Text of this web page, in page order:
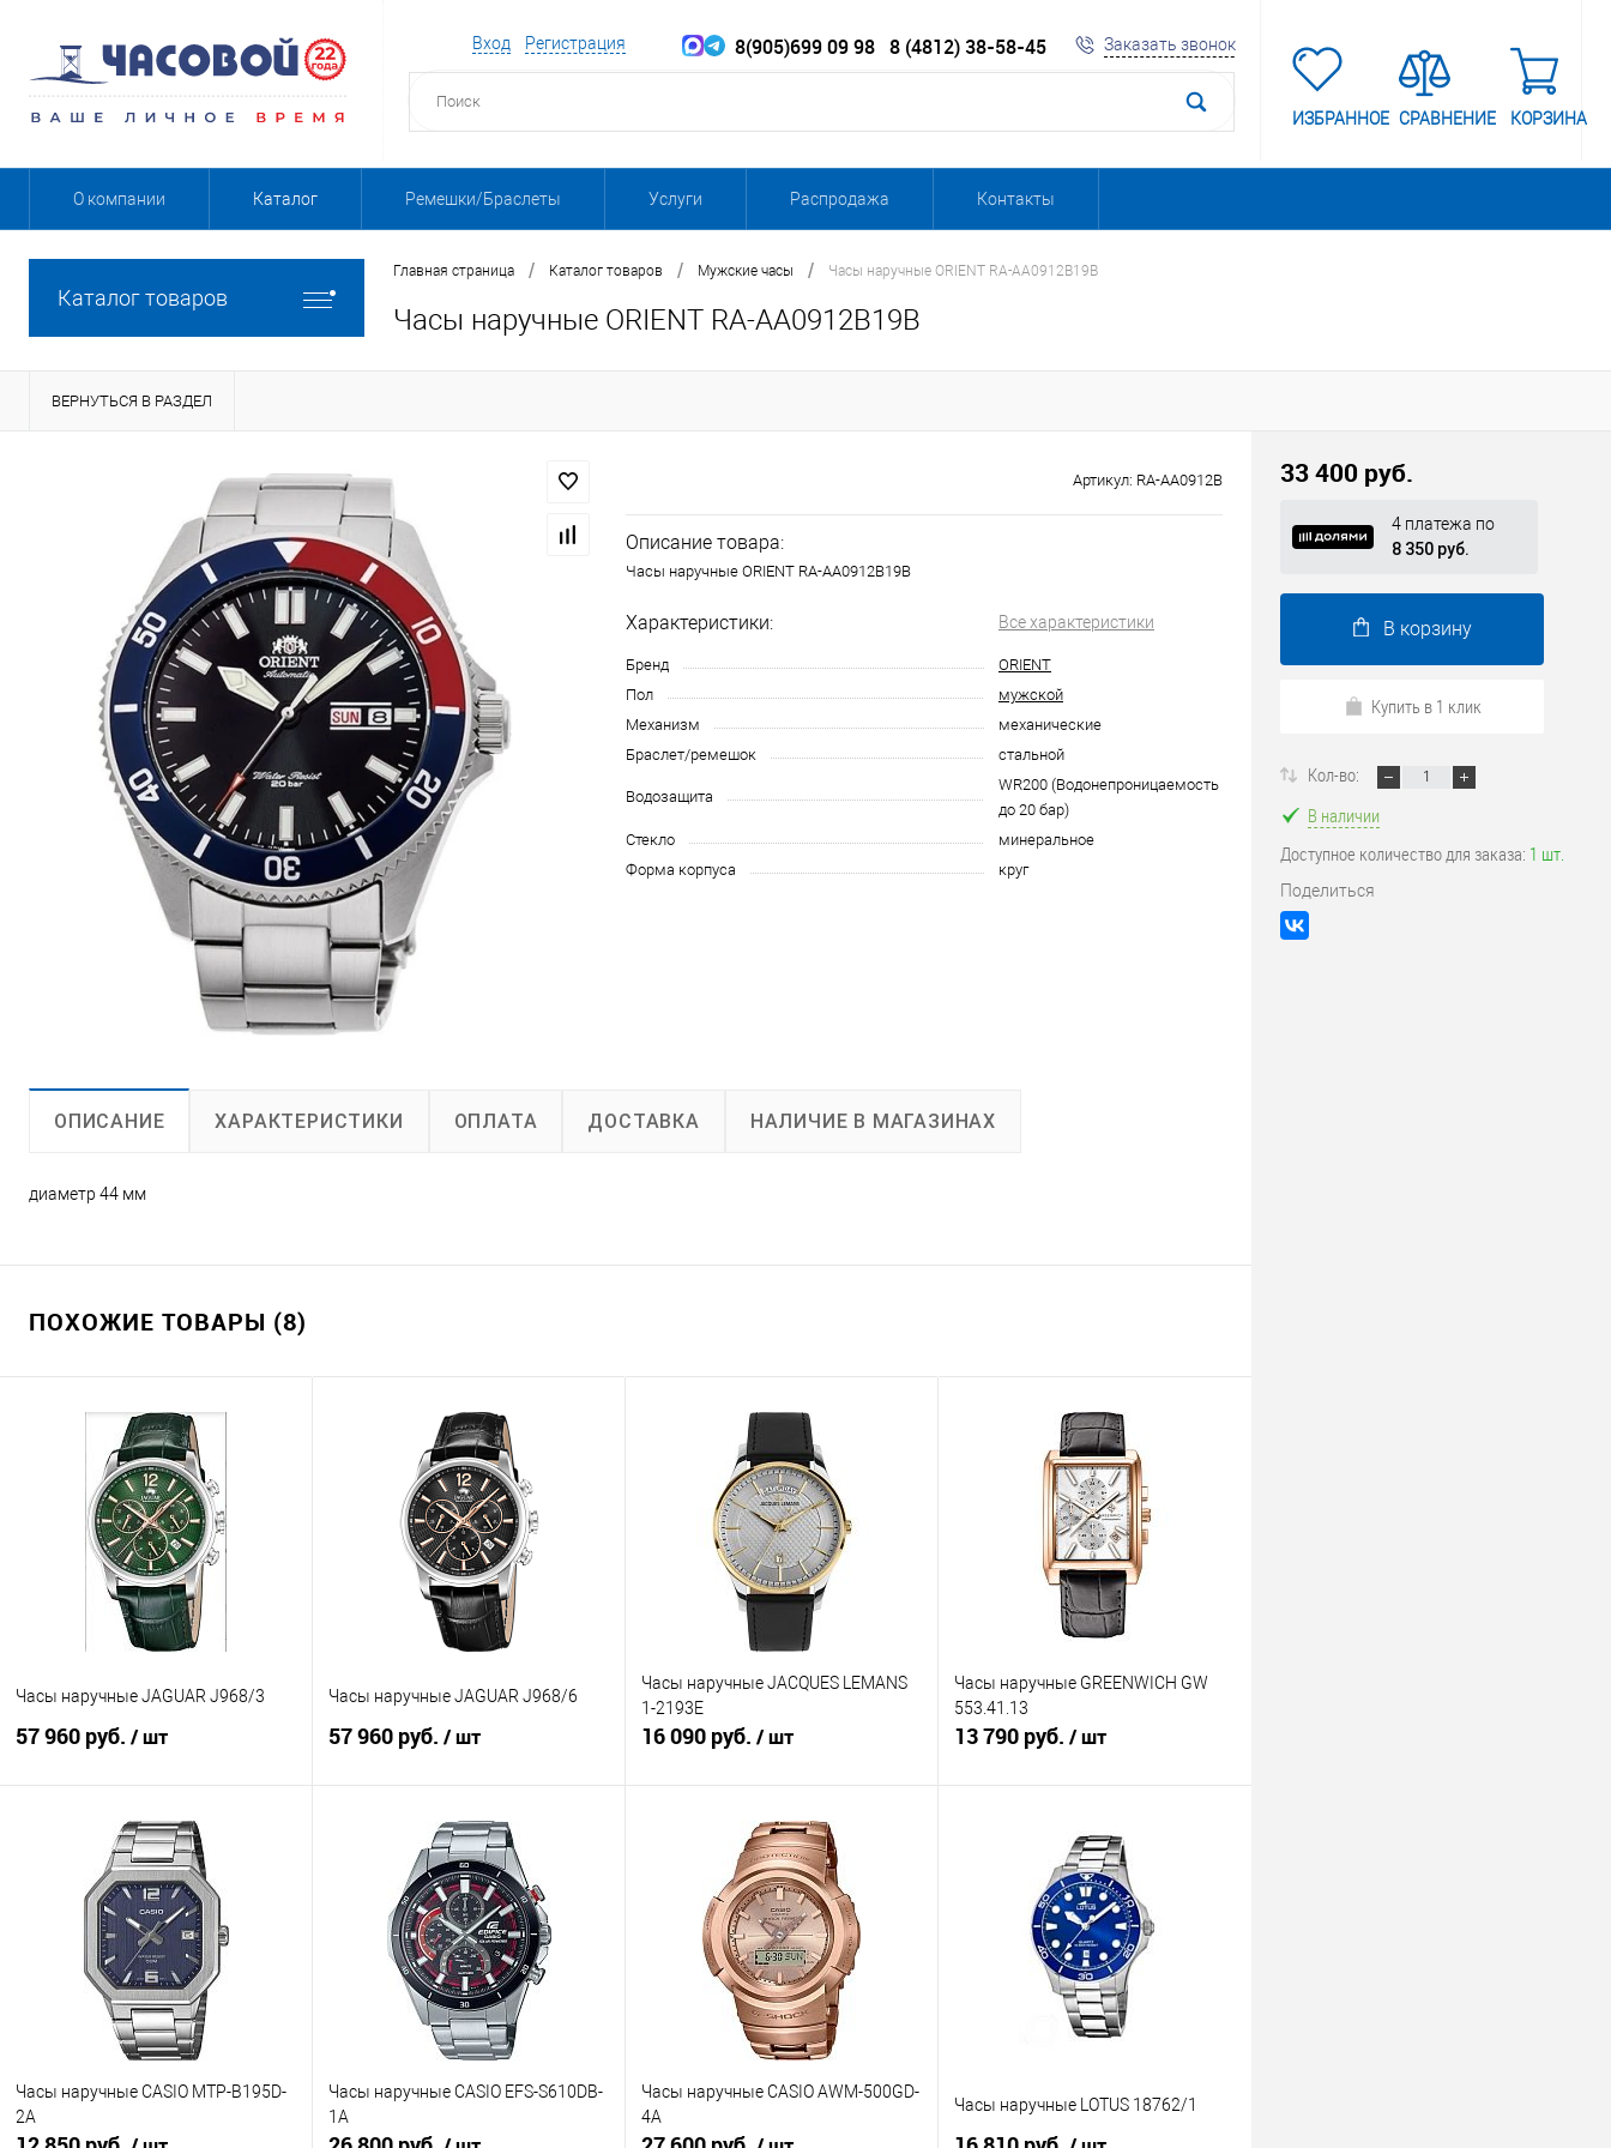
Вход Регистрация 8(905)699 09 98 8 (4812) 38-58-45 Заказать звонок
ИЗБРАННОЕ СРАВНЕНИЕ КОРЗИНА
О компании Каталог Ремешки/Браслеты Услуги Распродажа Контакты
Каталог товаров
Главная страница / Каталог товаров / Мужские часы / Часы наручные ORIENT RA-AA0912B19B
Часы наручные ORIENT RA-AA0912B19B
ВЕРНУТЬСЯ В РАЗДЕЛ
Артикул: RA-AA0912B
Описание товара:
Часы наручные ORIENT RA-AA0912B19B
Характеристики: Все характеристики
Бренд
ORIENT
Пол
мужской
Механизм
механические
Браслет/ремешок
стальной
Водозащита
WR200 (Водонепроницаемость
до 20 бар)
Стекло
минеральное
Форма корпуса
круг
ОПИСАНИЕ ХАРАКТЕРИСТИКИ ОПЛАТА ДОСТАВКА НАЛИЧИЕ В МАГАЗИНАХ
диаметр 44 мм
ПОХОЖИЕ ТОВАРЫ (8)
Часы наручные JAGUAR J968/3
57 960 руб. / шт
В корзину
Купить в 1 клик
К сравнению
В избранное
В наличии
Часы наручные JAGUAR J968/6
57 960 руб. / шт
В корзину
Купить в 1 клик
К сравнению
В избранное
В наличии
Часы наручные JACQUES LEMANS
1-2193E
16 090 руб. / шт
В корзину
Купить в 1 клик
К сравнению
В избранное
В наличии
Часы наручные GREENWICH GW
553.41.13
13 790 руб. / шт
В корзину
Купить в 1 клик
К сравнению
В избранное
В наличии
Часы наручные CASIO MTP-B195D-
2A
Часы наручные CASIO EFS-S610DB-
1A
Часы наручные CASIO AWM-500GD-
4A
Часы наручные LOTUS 18762/1
33 400 руб.
4 платежа по
8 350 руб.
В корзину
Купить в 1 клик
Кол-во:
В наличии
Доступное количество для заказа: 1 шт.
Поделиться